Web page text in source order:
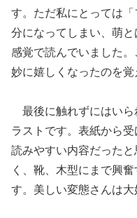
す。ただ私にとっては
分になってしまい、萌
感覚で読んでいました
妙に嬉しくなったのを覚
最後に触れずにはいら
ラストです。表紙から
読みやすい内容だった
く、靴、木型にまで興
す。美しい変態さんは大